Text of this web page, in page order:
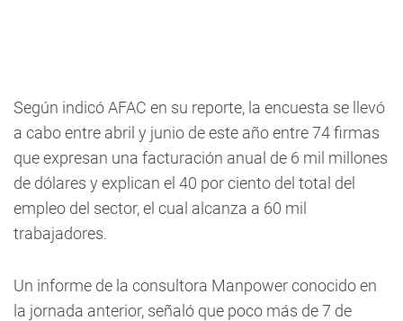
Según indicó AFAC en su reporte, la encuesta se llevó
a cabo entre abril y junio de este año entre 74 firmas
que expresan una facturación anual de 6 mil millones
de dólares y explican el 40 por ciento del total del
empleo del sector, el cual alcanza a 60 mil
trabajadores.
Un informe de la consultora Manpower conocido en
la jornada anterior, señaló que poco más de 7 de